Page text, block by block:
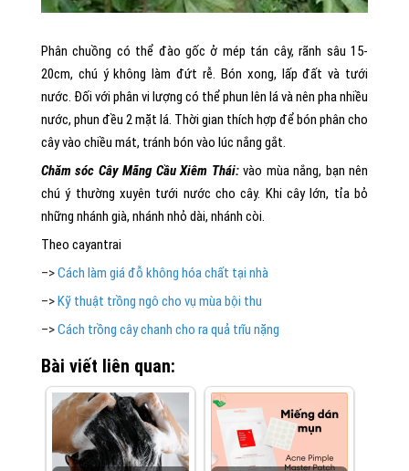
Phân chuồng có thể đào gốc ở mép tán cây, rãnh sâu 15-
20cm, chú ý không làm đứt rễ. Bón xong, lấp đất và tưới
nước. Đối với phân vi lượng có thể phun lên lá và nên pha nhiều
nước, phun đều 2 mặt lá. Thời gian thích hợp để bón phân cho
cây vào chiều mát, tránh bón vào lúc nắng gắt.
Chăm sóc Cây Mãng Cầu Xiêm Thái: vào mùa nắng, bạn nên
chú ý thường xuyên tưới nước cho cây. Khi cây lớn, tỉa bỏ
những nhánh già, nhánh nhỏ dài, nhánh còi.
Theo cayantrai
–>Cách làm giá đỗ không hóa chất tại nhà
–>Kỹ thuật trồng ngô cho vụ mùa bội thu
–>Cách trồng cây chanh cho ra quả trĩu nặng
Bài viết liên quan: